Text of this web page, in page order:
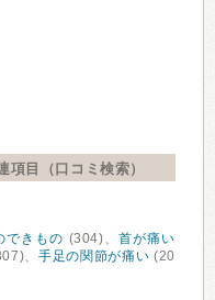
目（口コミ検索）
できもの (304)、首が痛い
、 手足の関節が痛い (20